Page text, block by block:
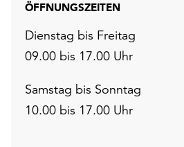
ÖFFNUNGSZEITEN
Dienstag bis Freitag
09.00 bis 17.00 Uhr
Samstag bis Sonntag
10.00 bis 17.00 Uhr